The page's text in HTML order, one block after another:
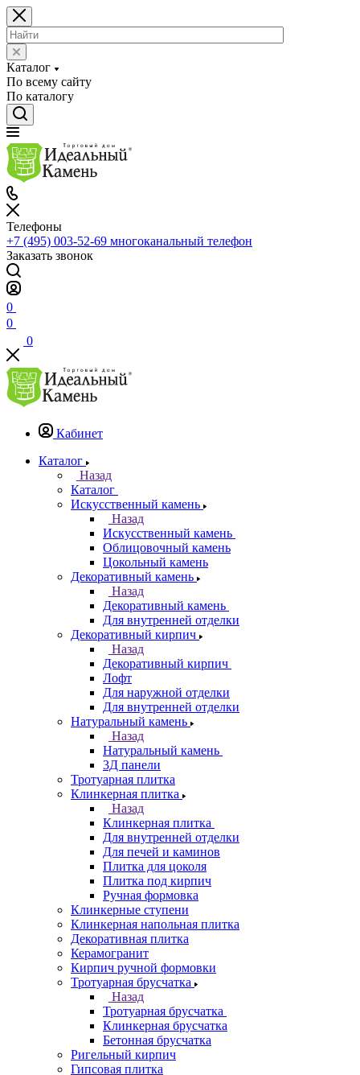
Каталог
По всему сайту
По каталогу
Телефоны
+7 (495) 003-52-69 многоканальный телефон
Заказать звонок
0
0
0
Кабинет
Каталог
Назад
Каталог
Искусственный камень
Назад
Искусственный камень
Облицовочный камень
Цокольный камень
Декоративный камень
Назад
Декоративный камень
Для внутренней отделки
Декоративный кирпич
Назад
Декоративный кирпич
Лофт
Для наружной отделки
Для внутренней отделки
Натуральный камень
Назад
Натуральный камень
3Д панели
Тротуарная плитка
Клинкерная плитка
Назад
Клинкерная плитка
Для внутренней отделки
Для печей и каминов
Плитка для цоколя
Плитка под кирпич
Ручная формовка
Клинкерные ступени
Клинкерная напольная плитка
Декоративная плитка
Керамогранит
Кирпич ручной формовки
Тротуарная брусчатка
Назад
Тротуарная брусчатка
Клинкерная брусчатка
Бетонная брусчатка
Ригельный кирпич
Гипсовая плитка